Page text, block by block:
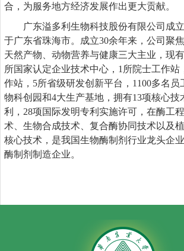
合 ，为服务地方经济发展作出更大贡献。
广东溢多利生物科技股份有限公司成
于广东省珠海市。成立30余年来，公司聚
天然产物、动物营养与健康三大主业，现
所国家认定企业技术中心，1所院士工作站
作站，5所省级研发创新平台，1100多名员
物科创园和4大生产基地，拥有13项核心技
利，28项国际发明专利实施许可，在酶工
术、生物合成技术、复合酶协同技术以及
核心技术，是我国生物酶制剂行业龙头企
酶制剂制造企业。